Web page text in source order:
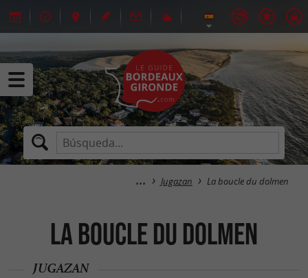
Jugazan La boucle du dolmen
La boucle du dolmen
JUGAZAN